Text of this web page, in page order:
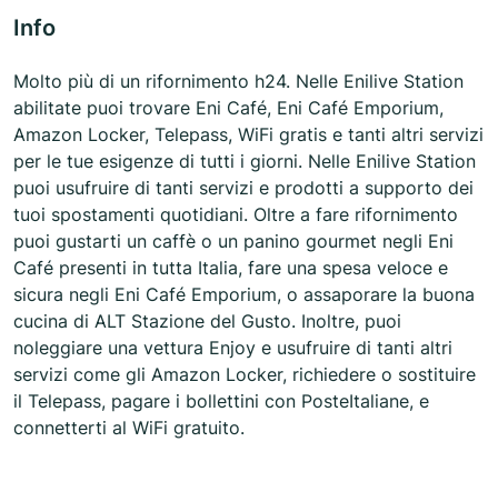
Info
Molto più di un rifornimento h24. Nelle Enilive Station
abilitate puoi trovare Eni Café, Eni Café Emporium,
Amazon Locker, Telepass, WiFi gratis e tanti altri servizi
per le tue esigenze di tutti i giorni. Nelle Enilive Station
puoi usufruire di tanti servizi e prodotti a supporto dei
tuoi spostamenti quotidiani. Oltre a fare rifornimento
puoi gustarti un caffè o un panino gourmet negli Eni
Café presenti in tutta Italia, fare una spesa veloce e
sicura negli Eni Café Emporium, o assaporare la buona
cucina di ALT Stazione del Gusto. Inoltre, puoi
noleggiare una vettura Enjoy e usufruire di tanti altri
servizi come gli Amazon Locker, richiedere o sostituire
il Telepass, pagare i bollettini con PosteItaliane, e
connetterti al WiFi gratuito.